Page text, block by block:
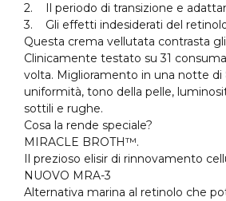
2. Il periodo di transizione e
3. Gli effetti indesiderati del
Questa crema vellutata contrasta
Clinicamente testato su 31
volta. Miglioramento in una notte
uniformità, tono della pelle,
sottili e rughe.
Cosa la rende speciale?
MIRACLE BROTH™.
Il prezioso elisir di rinnovamento
NUOVO MRA-3
Alternativa marina al retinolo che